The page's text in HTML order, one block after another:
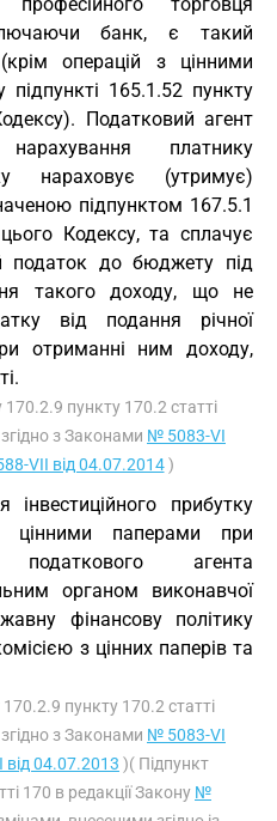
банк, є такий
операцій з цінними
165.1.52 пункту
Податковий агент
платнику
нараховує (утримує)
підпунктом 167.5.1
Кодексу, та сплачує
податок до бюджету під
такого доходу, що не
від подання річної
отриманні ним доходу,
пункту 170.2 статті
з Законами № 5083-VI
VII від 04.07.2014)
інвестиційного прибутку
цінними паперами при
агента
органом виконавчої
фінансову політику
з цінних паперів та
пункту 170.2 статті
з Законами № 5083-VI
04.07.2013 )( Підпункт
170 в редакції Закону №